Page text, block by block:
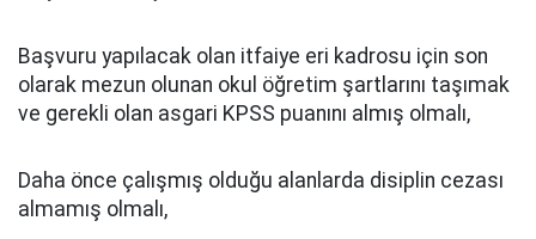
Başvuru yapılacak olan itfaiye eri kadrosu için son
olarak mezun olunan okul öğretim şartlarını taşımak
ve gerekli olan asgari KPSS puanını almış olmalı,
Daha önce çalışmış olduğu alanlarda disiplin cezası
almamış olmalı,